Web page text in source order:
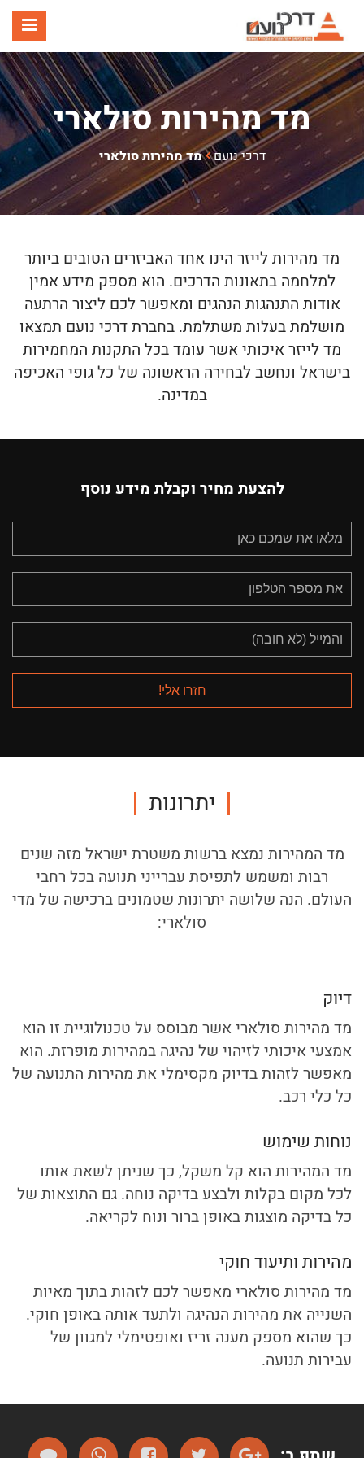
מד מהירות סולארי
דרכי נועם מד מהירות סולארי
מד מהירות לייזר הינו אחד האביזרים הטובים ביותר
למלחמה בתאונות הדרכים. הוא מספק מידע אמין
אודות התנהגות הנהגים ומאפשר לכם ליצור הרתעה
מושלמת בעלות משתלמת. בחברת דרכי נועם תמצאו
מד לייזר איכותי אשר עומד בכל התקנות המחמירות
בישראל ונחשב לבחירה הראשונה של כל גופי האכיפה
במדינה.
להצעת מחיר וקבלת מידע נוסף
יתרונות
מד המהירות נמצא ברשות משטרת ישראל מזה שנים
רבות ומשמש לתפיסת עברייני תנועה בכל רחבי
העולם. הנה שלושה יתרונות שטמונים ברכישה של מדי
סולארי:
דיוק
מד מהירות סולארי אשר מבוסס על טכנולוגיית זו הוא
אמצעי איכותי לזיהוי של נהיגה במהירות מופרזת. הוא
מאפשר לזהות בדיוק מקסימלי את מהירות התנועה של
כל כלי רכב.
נוחות שימוש
מד המהירות הוא קל משקל, כך שניתן לשאת אותו
לכל מקום בקלות ולבצע בדיקה נוחה. גם התוצאות של
כל בדיקה מוצגות באופן ברור ונוח לקריאה.
מהירות ותיעוד חוקי
מד מהירות סולארי מאפשר לכם לזהות בתוך מאיות
השנייה את מהירות הנהיגה ולתעד אותה באופן חוקי.
כך שהוא מספק מענה זריז ואופטימלי למגוון של
עבירות תנועה.